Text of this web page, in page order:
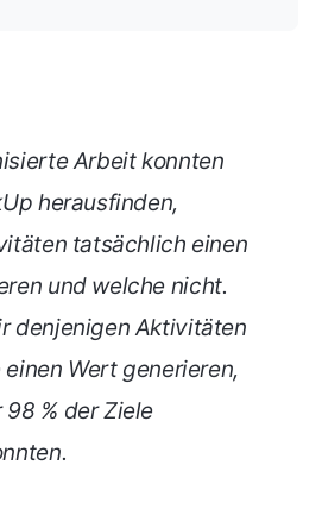
Arbeit konnten
herausfinden,
tatsächlich einen
und welche nicht.
denjenigen Aktivitäten
Wert generieren,
% der Ziele